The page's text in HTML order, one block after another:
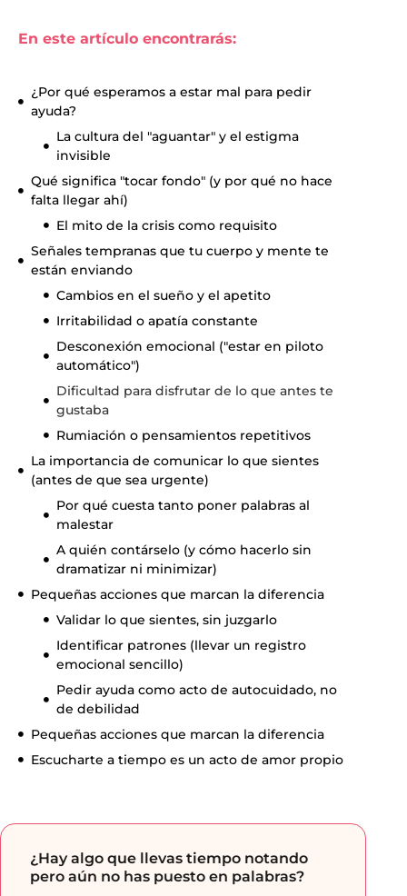
En este artículo encontrarás:
¿Por qué esperamos a estar mal para pedir
ayuda?
La cultura del "aguantar" y el estigma
invisible
Qué significa "tocar fondo" (y por qué no hace
falta llegar ahí)
El mito de la crisis como requisito
Señales tempranas que tu cuerpo y mente te
están enviando
Cambios en el sueño y el apetito
Irritabilidad o apatía constante
Desconexión emocional ("estar en piloto
automático")
Dificultad para disfrutar de lo que antes te
gustaba
Rumiación o pensamientos repetitivos
La importancia de comunicar lo que sientes
(antes de que sea urgente)
Por qué cuesta tanto poner palabras al
malestar
A quién contárselo (y cómo hacerlo sin
dramatizar ni minimizar)
Pequeñas acciones que marcan la diferencia
Validar lo que sientes, sin juzgarlo
Identificar patrones (llevar un registro
emocional sencillo)
Pedir ayuda como acto de autocuidado, no
de debilidad
Pequeñas acciones que marcan la diferencia
Escucharte a tiempo es un acto de amor propio
¿Hay algo que llevas tiempo notando
pero aún no has puesto en palabras?